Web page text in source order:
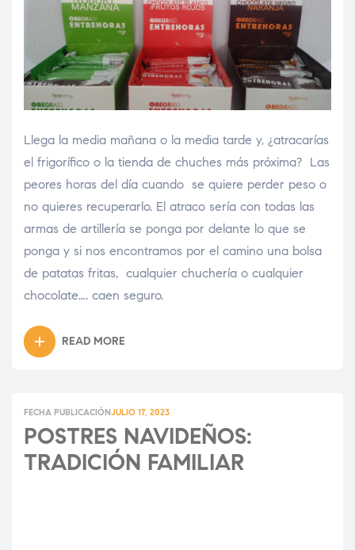
Llega la media mañana o la media tarde y, ¿atracarías
el frigorífico o la tienda de chuches más próxima? Las
peores horas del día cuando se quiere perder peso o
no quieres recuperarlo. El atraco sería con todas las
armas de artillería se ponga por delante lo que se
ponga y si nos encontramos por el camino una bolsa
de patatas fritas, cualquier chuchería o cualquier
chocolate…. caen seguro.
READ MORE
FECHA PUBLICACIÓNJULIO 17, 2023
POSTRES NAVIDEÑOS:
TRADICIÓN FAMILIAR